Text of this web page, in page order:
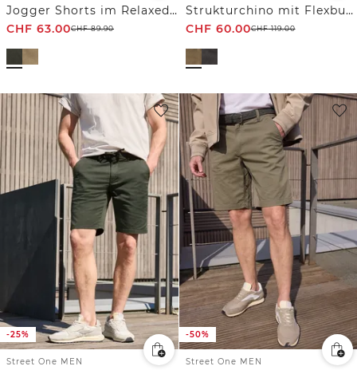
Jogger Shorts im Relaxed Fit
CHF 63.00CHF89.90
Strukturchino mit Flexbund
CHF 60.00CHF119.00
-25%
Street One MEN
-50%
Street One MEN